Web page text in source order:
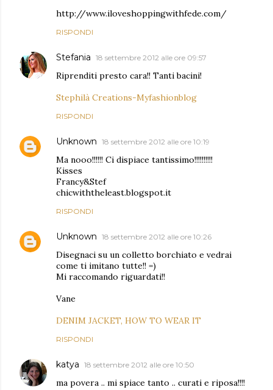
http://www.iloveshoppingwithfede.com/
RISPONDI
Stefania 18 settembre 2012 alle ore 09:57
Riprenditi presto cara!! Tanti bacini!
Stephilà Creations-Myfashionblog
RISPONDI
Unknown 18 settembre 2012 alle ore 10:19
Ma nooo!!!!!! Ci dispiace tantissimo!!!!!!!!!!
Kisses
Francy&Stef
chicwiththeleast.blogspot.it
RISPONDI
Unknown 18 settembre 2012 alle ore 10:26
Disegnaci su un colletto borchiato e vedrai
come ti imitano tutte!! =)
Mi raccomando riguardati!!
Vane
DENIM JACKET, HOW TO WEAR IT
RISPONDI
katya 18 settembre 2012 alle ore 10:50
ma povera .. mi spiace tanto .. curati e riposa!!!!